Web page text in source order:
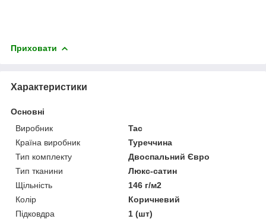
Приховати
Характеристики
Основні
Виробник
Tac
Країна виробник
Туреччина
Тип комплекту
Двоспальний Євро
Тип тканини
Люкс-сатин
Щільність
146 г/м2
Колір
Коричневий
Підковдра
1 (шт)